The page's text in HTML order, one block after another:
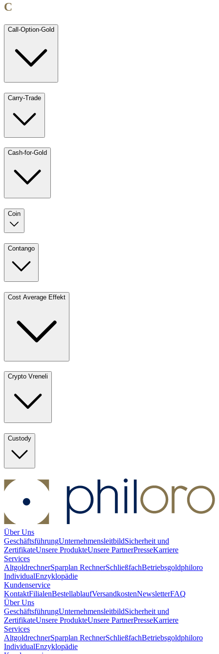
C
Call-Option-Gold
Carry-Trade
Cash-for-Gold
Coin
Contango
Cost Average Effekt
Crypto Vreneli
Custody
Über Uns
GeschäftsführungUnternehmensleitbildSicherheit und
ZertifikateUnsere ProdukteUnsere PartnerPresseKarriere
Services
AltgoldrechnerSparplan RechnerSchließfachBetriebsgoldphiloro
IndividualEnzyklopädie
Kundenservice
KontaktFilialenBestellablaufVersandkostenNewsletterFAQ
Über Uns
GeschäftsführungUnternehmensleitbildSicherheit und
ZertifikateUnsere ProdukteUnsere PartnerPresseKarriere
Services
AltgoldrechnerSparplan RechnerSchließfachBetriebsgoldphiloro
IndividualEnzyklopädie